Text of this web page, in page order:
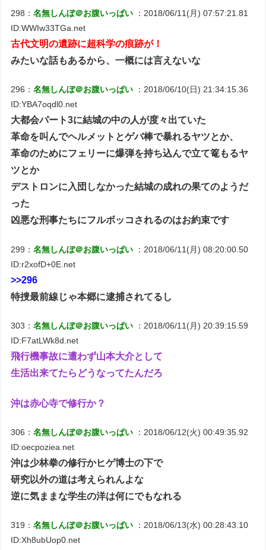
298：名無しんぼ＠お腹いっぱい
：2018/06/11(月) 07:57:21.81
ID:WWIw33TGa.net
古代文明の遺跡に超科学の痕跡が！
みたいな話もあるから、一概には言えないな
296：名無しんぼ＠お腹いっぱい
：2018/06/10(日) 21:34:15.36
ID:YBA7oqdl0.net
大都会パート3に結城の中の人が度々出ていた
革命を叫んでヘルメットとゲバ棒で暴れるヤツとか、
革命のためにフェリーに爆弾を持ち込んで立て篭もるヤ
ツとか
デストロンに入団しなかった結城の成れの果てのようだ
った
凶悪な刑事たちにフルボッコされるのはお約束です
299：名無しんぼ＠お腹いっぱい
：2018/06/11(月) 08:20:00.50
ID:r2xofD+0E.net
>>296
特捜最前線じゃ本郷に逮捕されてるし
303：名無しんぼ＠お腹いっぱい
：2018/06/11(月) 20:39:15.59
ID:F7atLWk8d.net
飛行機事故に遭わず山本大介として
生活出来てたらどうなってたんだろ
沖は赤心寺で修行か？
306：名無しんぼ＠お腹いっぱい
：2018/06/12(火) 00:49:35.92
ID:oecpoziea.net
沖は少林拳の修行かヒゲ博士の下で
研究以外の道は考えられんよな
逆に気ままな学生の洋は何にでもなれる
319：名無しんぼ＠お腹いっぱい
：2018/06/13(水) 00:28:43.10
ID:Xh8ubUop0.net